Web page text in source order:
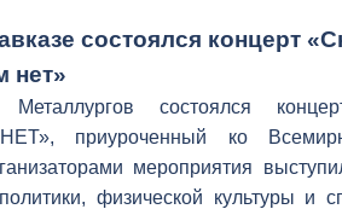
состоялся концерт
нет»
состоялся
НЕТ», приуроченный ко
мероприятия
физической культуры и